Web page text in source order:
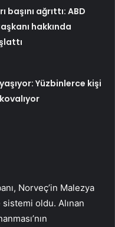
başını ağrıttı: ABD
hakkında
Yüzbinlerce kişi
Norveç’in Malezya
oldu. Alınan